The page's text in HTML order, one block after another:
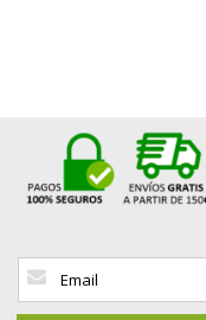
Inscríbase
nuestro